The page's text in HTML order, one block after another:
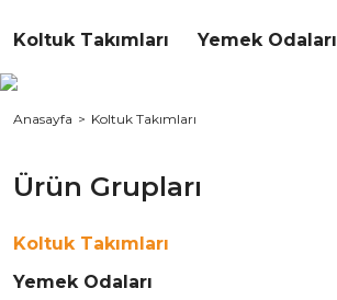
Koltuk Takımları Yemek Odaları
Anasayfa Koltuk Takımları
Ürün Grupları
Koltuk Takımları
Yemek Odaları